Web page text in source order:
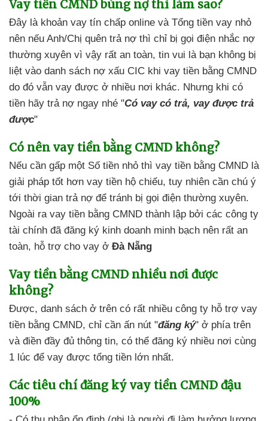
Vay tiền CMND bùng nợthì làm sao?
Đây là khoản vay tín chấp online vàTổng tiền vay nhỏ
nên nếu Anh/Chị quên trả nợ thì chỉ bị gọi điện nhắc nợ
thường xuyên vì vậy rất an toàn, tin vui là bạn không bị
liệt vào danh sách nợ xấu CIC khi vay tiền bằng CMND
do đó vẫn vay được ở nhiều nơi khác. Nhưng khi có
tiền hãy trả nợ ngay nhé "Có vay có trả, vay được trả
được"
Có nên vay tiền bằng CMND không?
Nếu cần gấp một Số tiền nhỏ thì vay tiền bằng CMND là
giải pháp tốt hơn vay tiền hộ chiếu, tuy nhiên cần chú ý
tới thời gian trả nợ để tránh bị gọi điện thường xuyên.
Ngoài ravay tiền bằng CMND thành lập bởi các công ty
tài chính đã đăng ký kinh doanh minh bạch nên rất an
toàn, hỗ trợ cho vay ở Đà Nẵng
Vay tiền bằng CMND nhiều nơi được
không?
Được, danh sách ở trên có rất nhiều công ty hỗ trợ vay
tiền bằng CMND, chỉ cần ấn nút "đăng ký" ở phía trên
và điền đầy đủ thông tin, có thể đăng ký nhiều nơi cùng
1 lúc để vay được tổng tiền lớn nhất.
Các tiêu chí đăng ký vay tiền CMND đậu
100%